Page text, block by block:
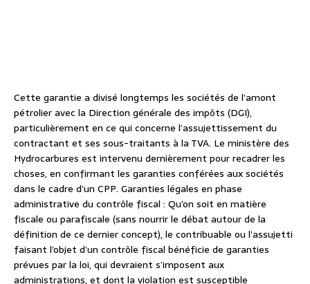
Cette garantie a divisé longtemps les sociétés de l’amont
pétrolier avec la Direction générale des impôts (DGI),
particulièrement en ce qui concerne l’assujettissement du
contractant et ses sous-traitants à la TVA. Le ministère des
Hydrocarbures est intervenu dernièrement pour recadrer les
choses, en confirmant les garanties conférées aux sociétés
dans le cadre d’un CPP. Garanties légales en phase
administrative du contrôle fiscal : Qu’on soit en matière
fiscale ou parafiscale (sans nourrir le débat autour de la
définition de ce dernier concept), le contribuable ou l’assujetti
faisant l’objet d’un contrôle fiscal bénéficie de garanties
prévues par la loi, qui devraient s’imposent aux
administrations, et dont la violation est susceptible